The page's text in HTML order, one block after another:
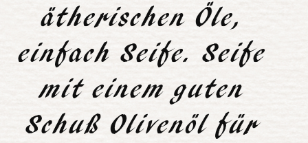
ätherischen Öle,
einfach Seife. Seife
mit einem guten
Schuß Olivenöl für